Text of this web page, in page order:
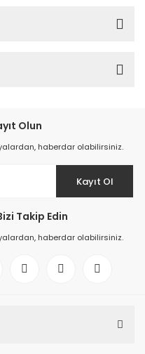
Olun
haberdar olabilirsiniz.
Kayıt Ol
Takip Edin
haberdar olabilirsiniz.